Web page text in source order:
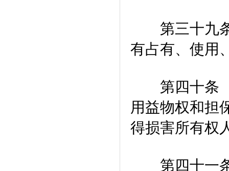
第三十九条
有占有、使用
第四十条 所
用益物权和担
得损害所有权
第四十一条